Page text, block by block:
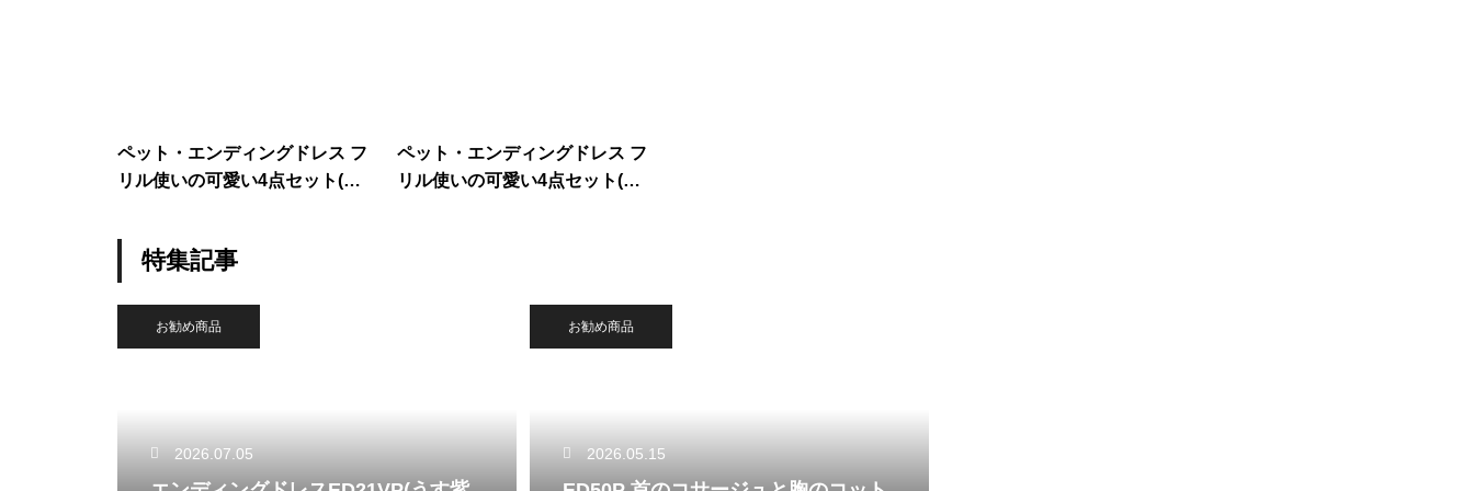
ペット・エンディングドレス フ
リル使いの可愛い4点セット(絹
ペット・エンディングドレス フ
リル使いの可愛い4点セット(絹
特集記事
お勧め商品
2026.07.05
お勧め商品
2026.05.15